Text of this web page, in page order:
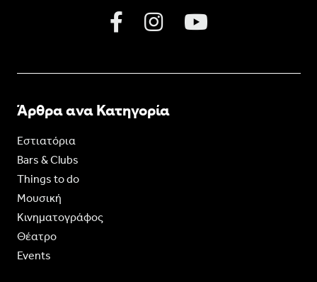
Άρθρα ανα Κατηγορία
Εστιατόρια
Bars & Clubs
Things to do
Moυσική
Κινηματογράφος
Θέατρο
Events